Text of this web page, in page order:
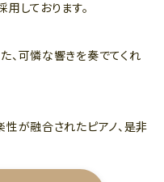
しております。
、可憐な響きを奏でてくれ
が融合されたピアノ、是非